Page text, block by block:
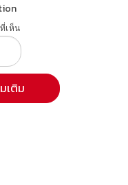
เห็น